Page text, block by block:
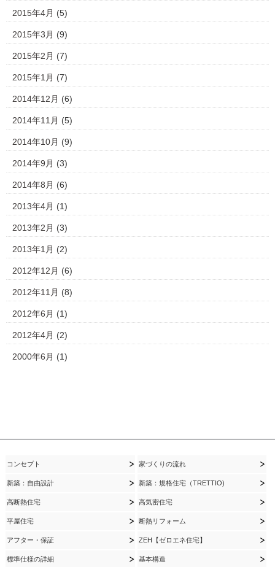
2015年4月 (5)
2015年3月 (9)
2015年2月 (7)
2015年1月 (7)
2014年12月 (6)
2014年11月 (5)
2014年10月 (9)
2014年9月 (3)
2014年8月 (6)
2013年4月 (1)
2013年2月 (3)
2013年1月 (2)
2012年12月 (6)
2012年11月 (8)
2012年6月 (1)
2012年4月 (2)
2000年6月 (1)
コンセプト 家づくりの流れ
新築：自由設計 新築：規格住宅（TRETTIO)
高断熱住宅 高気密住宅
平屋住宅 断熱リフォーム
アフター・保証 ZEH【ゼロエネ住宅】
標準仕様の詳細 基本構造